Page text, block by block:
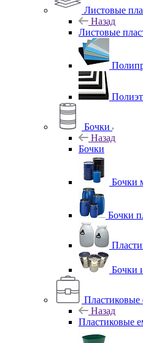
Листовые
Назад
Листовые
Бочки
Назад
Бочки
Бочки
Бочки
Бочки
Пластиковые
Назад
Пластиковые